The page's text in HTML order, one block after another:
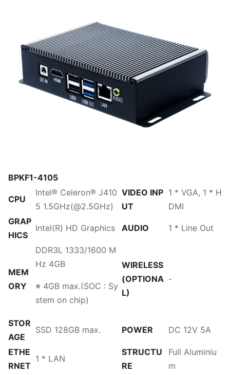
BPKF1-4105
CPU
Intel® Celeron® J410
5 1.5GHz(@2.5GHz)
VIDEO INP
UT
1 * VGA, 1 * H
DMI
GRAP
HICS
Intel(R) HD Graphics AUDIO 1 * Line Out
MEM
ORY
DDR3L 1333/1600 M
Hz 4GB
※ 4GB max.(SOC : Sy
stem on chip)
WIRELESS
(OPTIONA
L)
-
STOR
AGE
SSD 128GB max. POWER DC 12V 5A
ETHE
RNET
1 * LAN
STRUCTU
RE
Full Aluminiu
m